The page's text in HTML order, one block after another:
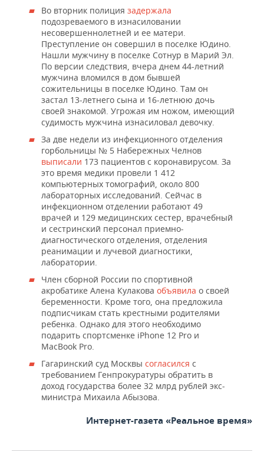
Во вторник полиция задержала
подозреваемого в изнасиловании
несовершеннолетней и ее матери.
Преступление он совершил в поселке Юдино.
Нашли мужчину в поселке Сотнур в Марий Эл.
По версии следствия, вчера днем 44-летний
мужчина вломился в дом бывшей
сожительницы в поселке Юдино. Там он
застал 13-летнего сына и 16-летнюю дочь
своей знакомой. Угрожая им ножом, имеющий
судимость мужчина изнасиловал девочку.
За две недели из инфекционного отделения
горбольницы № 5 Набережных Челнов
выписали 173 пациентов с коронавирусом. За
это время медики провели 1 412
компьютерных томографий, около 800
лабораторных исследований. Сейчас в
инфекционном отделении работают 49
врачей и 129 медицинских сестер, врачебный
и сестринский персонал приемно-
диагностического отделения, отделения
реанимации и лучевой диагностики,
лаборатории.
Член сборной России по спортивной
акробатике Алена Кулакова объявила о своей
беременности. Кроме того, она предложила
подписчикам стать крестными родителями
ребенка. Однако для этого необходимо
подарить спортсменке iPhone 12 Pro и
MacBook Pro.
Гагаринский суд Москвы согласился с
требованием Генпрокуратуры обратить в
доход государства более 32 млрд рублей экс-
министра Михаила Абызова.
Интернет-газета «Реальное время»